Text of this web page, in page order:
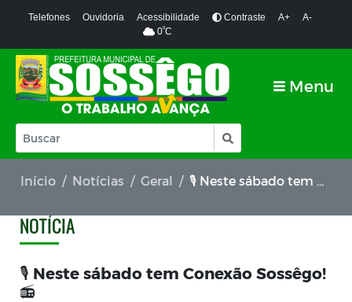
Telefones Ouvidoria Acessibilidade Contraste A+
A-
0ºC
Menu
Início Notícias Geral 🎙️ Neste sábado tem Conexão Sossêgo! 📻
NOTÍCIA
🎙️ Neste sábado tem Conexão Sossêgo!
📻